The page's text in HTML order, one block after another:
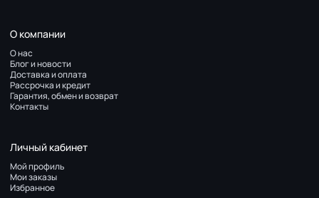
О компании
О нас
Блог и новости
Доставка и оплата
Рассрочка и кредит
Гарантия, обмен и возврат
Контакты
Личный кабинет
Мой профиль
Мои заказы
Избранное